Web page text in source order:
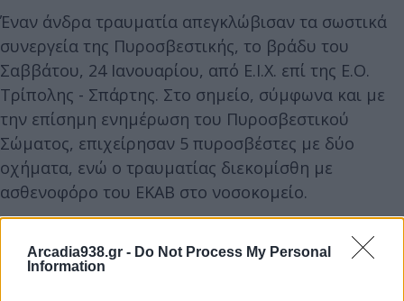
Arcadia938.gr - Do Not Process My Personal
Information
Έναν άνδρα τραυματία απεγκλώβισαν τα σωστικά
συνεργεία της Πυροσβεστικής, το βράδυ του
Σαββάτου, 24 Ιανουαρίου, από Ε.Ι.Χ. επί της Ε.Ο.
Τρίπολης - Σπάρτης. Στο σημείο, σύμφωνα και με
την επίσημη ενημέρωση του Πυροσβεστικού
Σώματος, επιχείρησαν 5 πυροσβέστες με δύο
οχήματα, ενώ ο τραυματίας διεκομίσθη με
ασθενοφόρο του ΕΚΑΒ στο νοσοκομείο.
Τραυματισμένος άνδρας#απεγκλωβίστηκεαπό
Ε.Ι.Χ. αυτοκίνητο και παραδόθηκε σε ασθενοφόρο